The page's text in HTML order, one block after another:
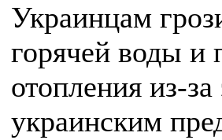
Украинцам
горячей воды и
отопления из-
украинским